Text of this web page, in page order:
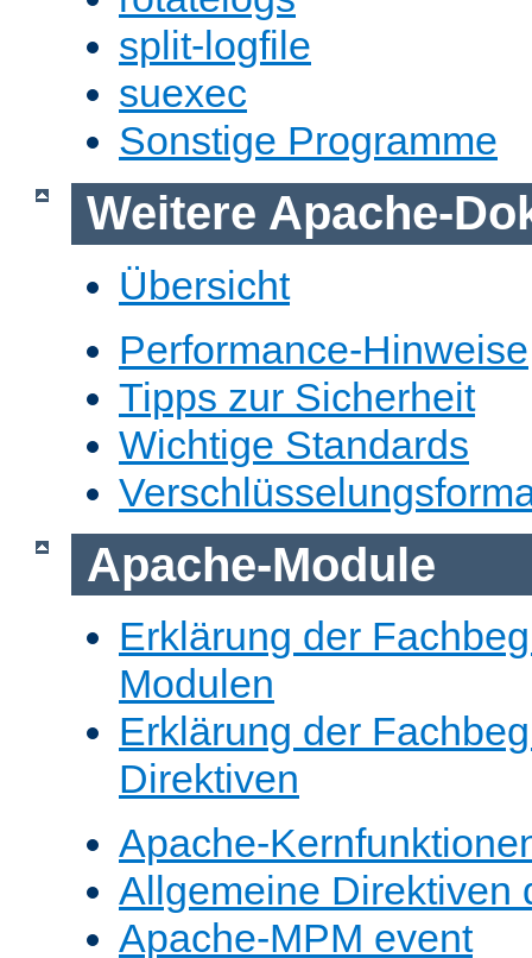
split-logfile
suexec
Sonstige Programme
Weitere Apache-
Übersicht
Performance-Hinweise
Tipps zur Sicherheit
Wichtige Standards
Apache-Module
Erklärung der
Modulen
Erklärung der
Direktiven
Apache-
Allgemeine Direktiven
Apache-MPM event